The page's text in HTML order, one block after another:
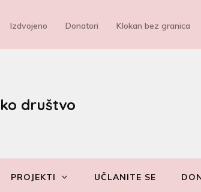
Izdvojeno Donatori Klokan bez granica
društvo
PROJEKTI UČLANITE SE